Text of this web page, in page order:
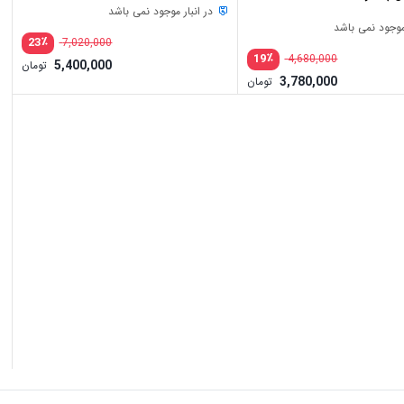
موجود نمی باشد
٪19 4,680,000
3,780,000 تومان
در انبار موجود نمی باشد
٪23 7,020,000
5,400,000 تومان